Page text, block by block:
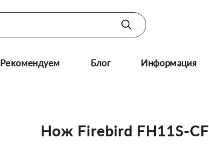
Рекомендуем Блог Информация
Нож Firebird FH11S-CF